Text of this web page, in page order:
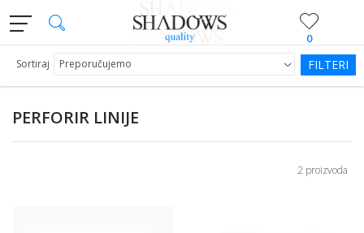
0
PERFORIR LINIJE
Sortiraj FILTERI
2 proizvoda